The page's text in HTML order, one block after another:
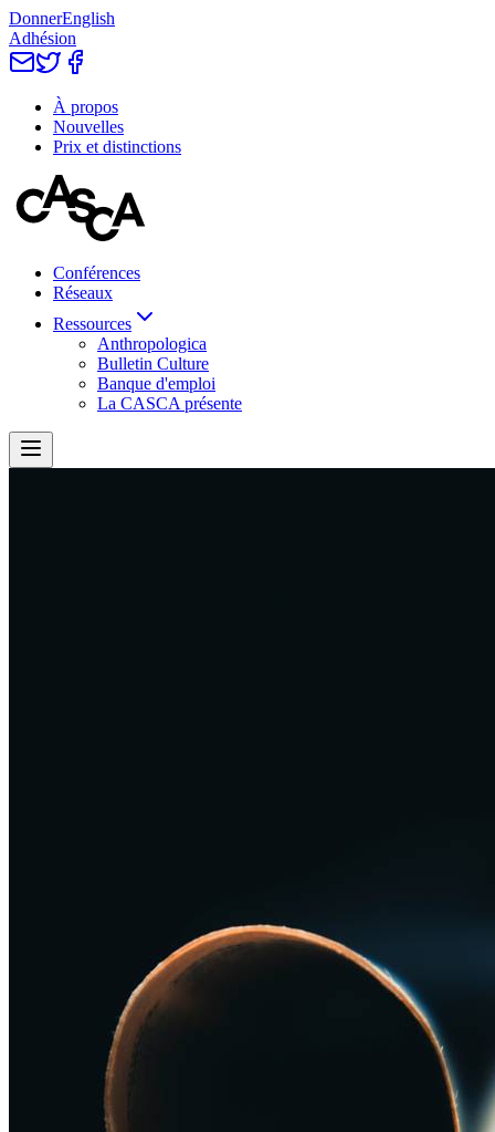
DonnerEnglish
Adhésion
À propos
Nouvelles
Prix et distinctions
Conférences
Réseaux
Ressources
Anthropologica
Bulletin Culture
Banque d'emploi
La CASCA présente